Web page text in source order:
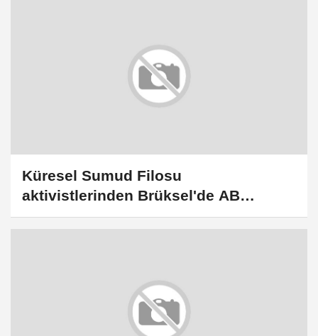
Küresel Sumud Filosu
aktivistlerinden Brüksel'de AB
protestosu